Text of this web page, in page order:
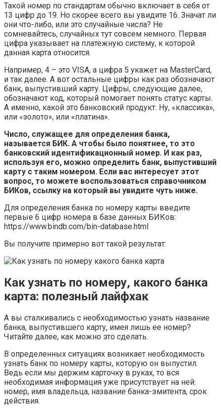
Такой номер по стандартам обычно включает в себя от
13 цифр до 19. Но скорее всего вы увидите 16. Значат ли
они что-либо, или это случайные числа? Не
сомневайтесь, случайных тут совсем немного. Первая
цифра указывает на платежную систему, к которой
данная карта относится.
Например, 4 – это VISA, а цифра 5 укажет на MasterCard,
и так далее. А вот остальные цифры как раз обозначают
банк, выпустивший карту. Цифры, следующие далее,
обозначают код, который помогает понять статус карты.
А именно, какой это банковский продукт. Ну, «классика»,
или «золото», или «платина».
Число, служащее для определения банка,
называется БИК. А чтобы было понятнее, то это
банковский идентификационный номер. И как раз,
используя его, можно определить банк, выпустивший
карту с таким номером. Если вас интересует этот
вопрос, то можете воспользоваться справочником
БИКов, ссылку на который вы увидите чуть ниже.
Для определения банка по номеру карты введите
первые 6 цифр номера в базе данных БИКов:
https://www.bindb.com/bin-database.html
Вы получите примерно вот такой результат:
Как узнать по номеру, какого банка
карта: полезный лайфхак
А вы сталкивались с необходимостью узнать название
банка, выпустившего карту, имея лишь ее номер?
Читайте далее, как можно это сделать.
В определенных ситуациях возникает необходимость
узнать банк по номеру карты, которую он выпустил.
Ведь если мы держим карточку в руках, то вся
необходимая информация уже присутствует на ней:
номер, имя владельца, название банка-эмитента, срок
действия.